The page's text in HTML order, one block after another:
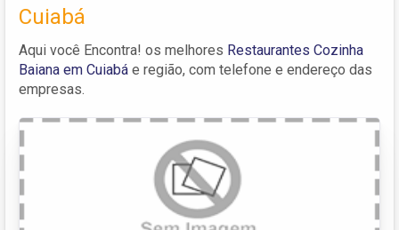
Cuiabá
Aqui você Encontra! os melhores Restaurantes Cozinha
Baiana em Cuiabá e região, com telefone e endereço das
empresas.